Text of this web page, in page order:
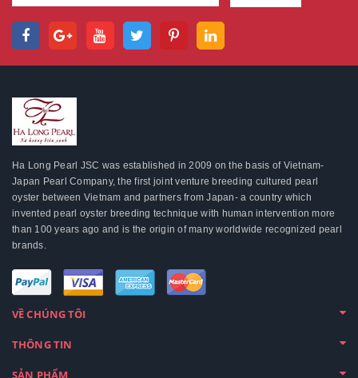
Ha Long Pearl JSC was established in 2009 on the basis of Vietnam-
Japan Pearl Company, the first joint venture breeding cultured pearl
oyster between Vietnam and partners from Japan- a country which
invented pearl oyster breeding technique with human intervention more
than 100 years ago and is the origin of many worldwide recognized pearl
brands.
VỀ CHÚNG TÔI
THÔNG TIN
SẢN PHẨM